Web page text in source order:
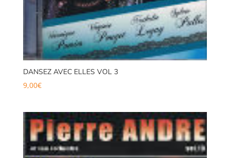
DANSEZ AVEC ELLES VOL 3
9,00€